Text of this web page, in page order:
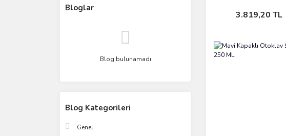
Bloglar
Blog bulunamadı
Blog Kategorileri
Genel
3.819,20 TL
Sepete Ekle